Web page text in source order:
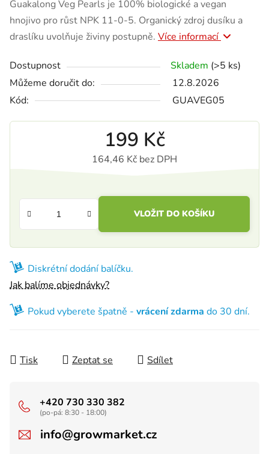
Guakalong Veg Pearls je 100% biologické a vegan
hnojivo pro růst NPK 11-0-5. Organický zdroj dusíku a
draslíku uvolňuje živiny postupně. Více informací
Dostupnost Skladem (>5 ks)
Můžeme doručit do:
12.8.2026
Kód:
GUAVEG05
199 Kč
164,46 Kč bez DPH
VLOŽIT DO KOŠÍKU
Diskrétní dodání balíčku.
Jak balíme objednávky?
Pokud vyberete špatně - vrácení zdarma do 30 dní.
Tisk Zeptat se Sdílet
+420 730 330 382
(po-pá: 8:30 - 18:00)
info@growmarket.cz